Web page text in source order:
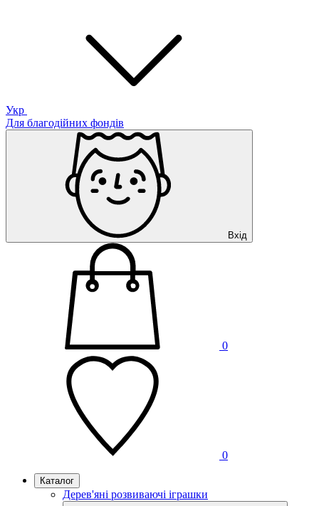
Укр
Для благодійних фондів
Вхід
0
0
Каталог
Дерев'яні розвиваючі іграшки